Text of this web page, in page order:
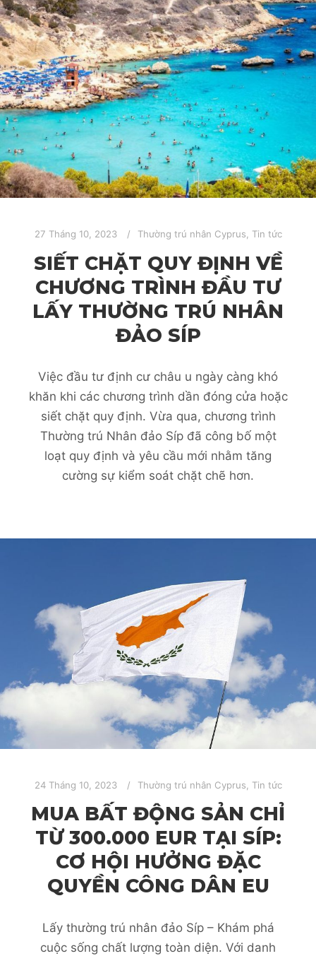
27 Tháng 10, 2023 Thường trú nhân Cyprus, Tin tức
SIẾT CHẶT QUY ĐỊNH VỀ
CHƯƠNG TRÌNH ĐẦU TƯ
LẤY THƯỜNG TRÚ NHÂN
ĐẢO SÍP
Việc đầu tư định cư châu u ngày càng khó
khăn khi các chương trình dần đóng cửa hoặc
siết chặt quy định. Vừa qua, chương trình
Thường trú Nhân đảo Síp đã công bố một
loạt quy định và yêu cầu mới nhằm tăng
cường sự kiểm soát chặt chẽ hơn.
24 Tháng 10, 2023 Thường trú nhân Cyprus Tin tức
MUA BẤT ĐỘNG SẢN CHỈ
TỪ 300.000 EUR TẠI SÍP:
CƠ HỘI HƯỞNG ĐẶC
QUYỀN CÔNG DÂN EU
Lấy thường trú nhân đảo Síp – Khám phá
cuộc sống chất lượng toàn diện. Với danh